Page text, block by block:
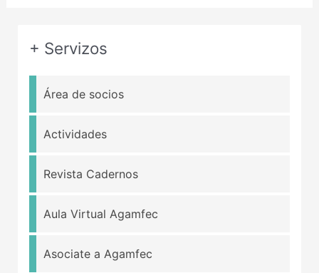
+ Servizos
Área de socios
Actividades
Revista Cadernos
Aula Virtual Agamfec
Asociate a Agamfec